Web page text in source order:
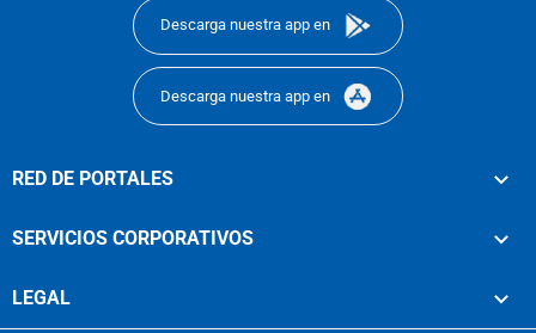
Descarga nuestra app en
Descarga nuestra app en
RED DE PORTALES
SERVICIOS CORPORATIVOS
LEGAL